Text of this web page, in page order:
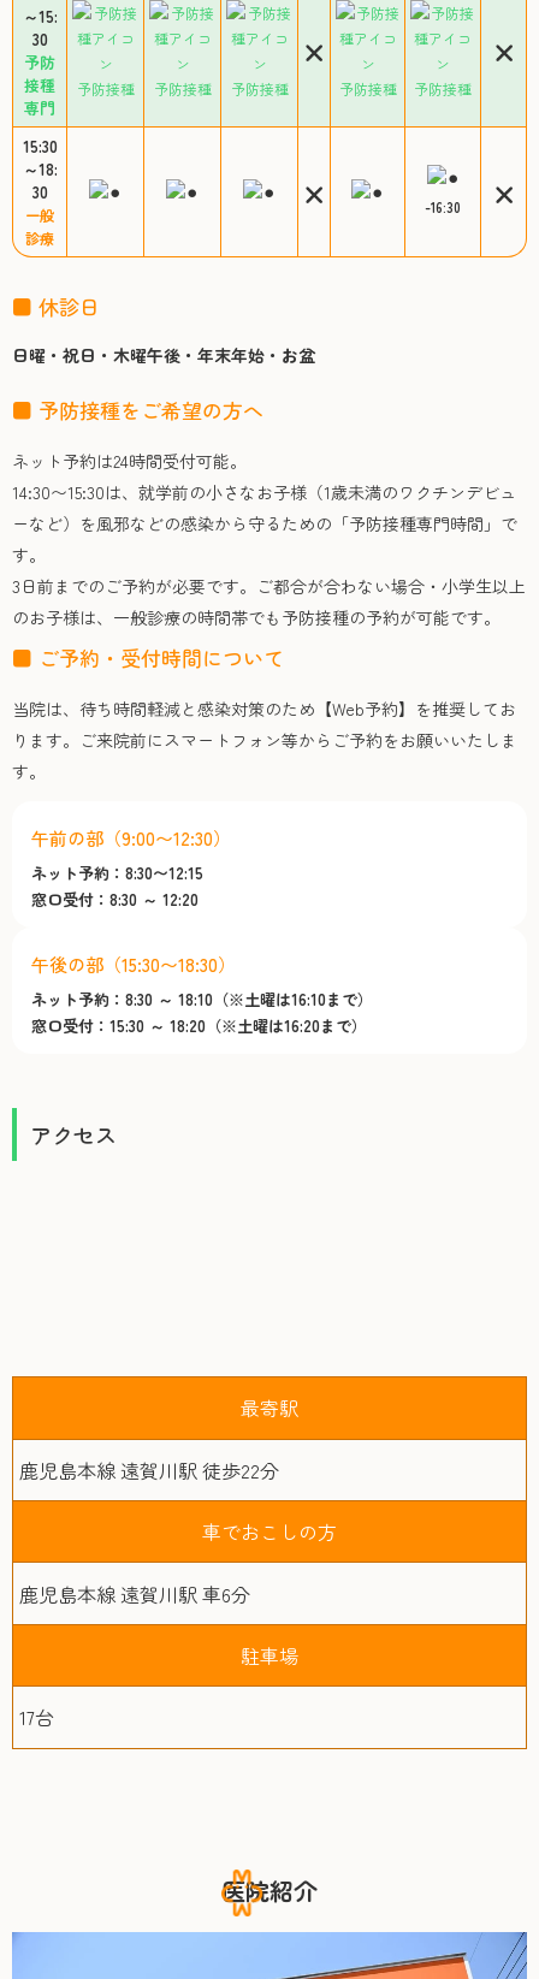
～15:
30
予防
接種
専門
予防接種 予防接種 予防接種 予防接種 予防接種
15:30
～18:
30
一般
診療
-16:30
■ 休診日
日曜・祝日・木曜午後・年末年始・お盆
■ 予防接種をご希望の方へ
ネット予約は24時間受付可能。
14:30〜15:30は、就学前の小さなお子様（1歳未満のワクチンデビュ
ーなど）を風邪などの感染から守るための「予防接種専門時間」で
す。
3日前までのご予約が必要です。ご都合が合わない場合・小学生以上
のお子様は、一般診療の時間帯でも予防接種の予約が可能です。
■ ご予約・受付時間について
当院は、待ち時間軽減と感染対策のため【Web予約】を推奨してお
ります。ご来院前にスマートフォン等からご予約をお願いいたしま
す。
午前の部（9:00〜12:30）
ネット予約：8:30〜12:15
窓口受付：8:30 ～ 12:20
午後の部（15:30〜18:30）
ネット予約：8:30 ～ 18:10（※土曜は16:10まで）
窓口受付：15:30 ～ 18:20（※土曜は16:20まで）
アクセス
最寄駅
鹿児島本線 遠賀川駅 徒歩22分
車でおこしの方
鹿児島本線 遠賀川駅 車6分
駐車場
17台
医院紹介